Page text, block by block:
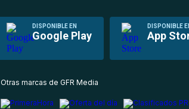
DISPONIBLE EN
Google Play
DISPONIBLE
App
Otras marcas de GFR Media